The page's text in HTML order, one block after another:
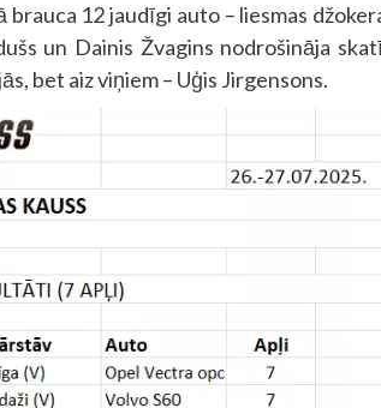
12 jaudīgi auto – liesmas
un Dainis Žvagins nodrošināja
bet aiz viņiem – Uģis Jirgensons.